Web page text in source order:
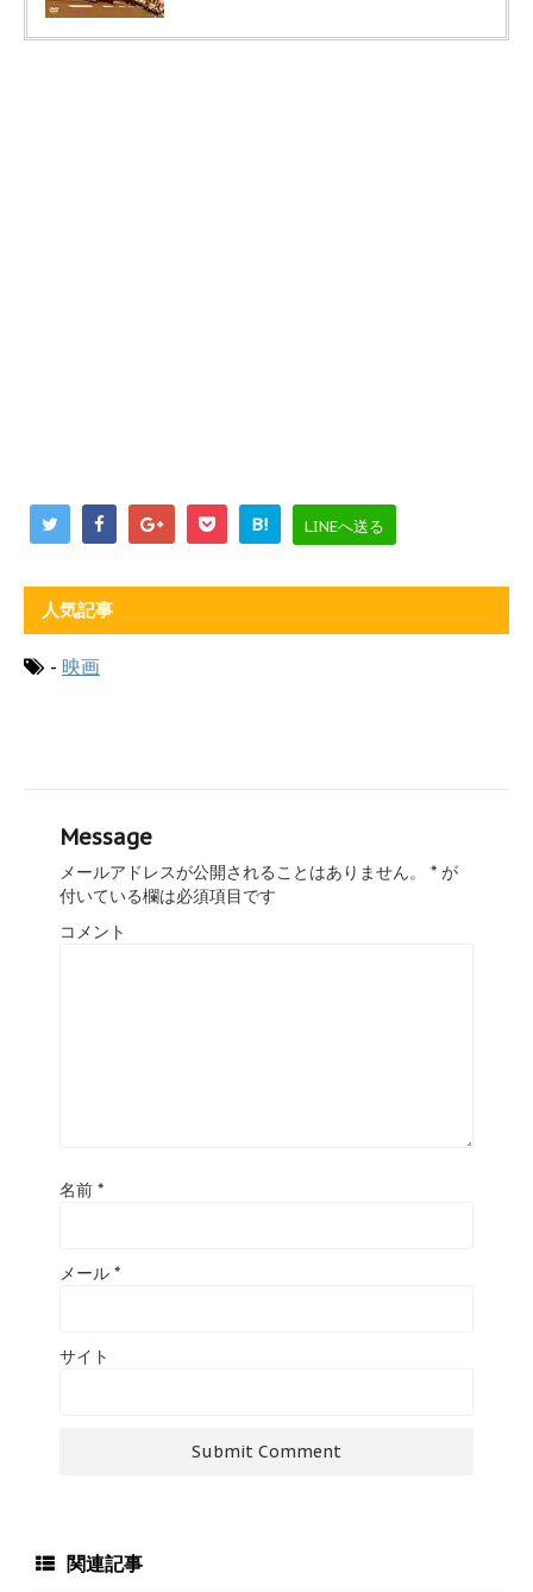
B! LINEへ送る
人気記事
- 映画
Message
メールアドレスが公開されることはありません。 * が
付いている欄は必須項目です
コメント
名前 *
メール *
サイト
関連記事